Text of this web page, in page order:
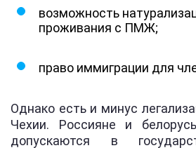
возможность
проживания с ПМЖ;
право иммиграции для
Однако есть и минус
Чехии. Россияне и
допускаются в